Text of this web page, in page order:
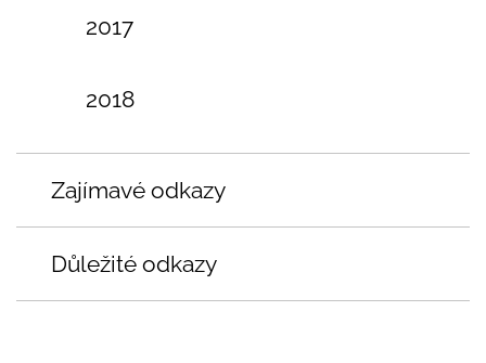
2017
2018
Zajímavé odkazy
Důležité odkazy